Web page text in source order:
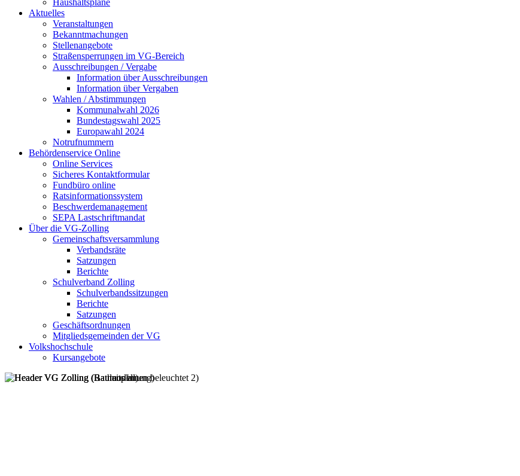
Haushaltspläne
Aktuelles
Veranstaltungen
Bekanntmachungen
Stellenangebote
Straßensperrungen im VG-Bereich
Ausschreibungen / Vergabe
Information über Ausschreibungen
Information über Vergaben
Wahlen / Abstimmungen
Kommunalwahl 2026
Bundestagswahl 2025
Europawahl 2024
Notrufnummern
Behördenservice Online
Online Services
Sicheres Kontaktformular
Fundbüro online
Ratsinformationssystem
Beschwerdemanagement
SEPA Lastschriftmandat
Über die VG-Zolling
Gemeinschaftsversammlung
Verbandsräte
Satzungen
Berichte
Schulverband Zolling
Schulverbandssitzungen
Berichte
Satzungen
Geschäftsordnungen
Mitgliedsgemeinden der VG
Volkshochschule
Kursangebote